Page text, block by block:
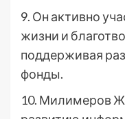
9. Он активно
жизни и
поддерживая
фонды.
10. Милимеров